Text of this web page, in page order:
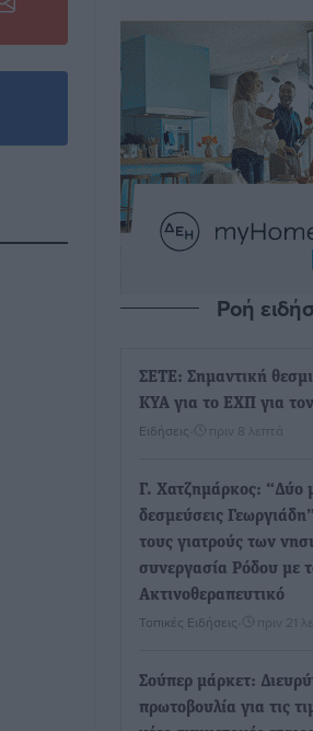
Ροή
ΣΕΤΕ: Σημαντική
ΚΥΑ για το ΕΧΠ για
Ειδήσεις πριν 8 λεπτά
Γ. Χατζημάρκος: “Δύο
δεσμεύσεις
τους γιατρούς των
συνεργασία Ρόδου με
Ακτινοθεραπευτικό
Τοπικές Ειδήσεις πριν 21
Σούπερ μάρκετ:
πρωτοβουλία για τις